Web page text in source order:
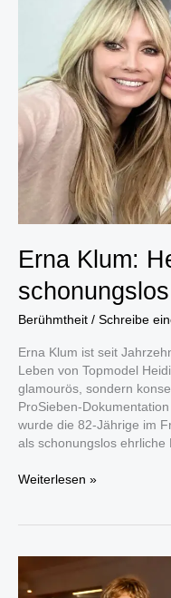
Whisperer“-
heute
Erna Klum:
Berühmtheit / Schreibe
Erna Klum ist seit
Leben von Topmodel
glamourös, sondern
ProSieben-
wurde die 82-Jährige im
als schonungslos
Erna
ehrlichen
Weiterlesen »